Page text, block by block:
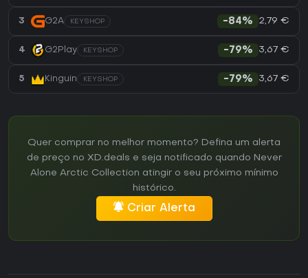
3 G2A KEYSHOP -84% 2,79 €
4 G2Play KEYSHOP -79% 3,67 €
5 Kinguin KEYSHOP -79% 3,67 €
Quer comprar no melhor momento? Defina um alerta
de preço no XD.deals e seja notificado quando Never
Alone Arctic Collection atingir o seu próximo mínimo
histórico.
Criar Alerta